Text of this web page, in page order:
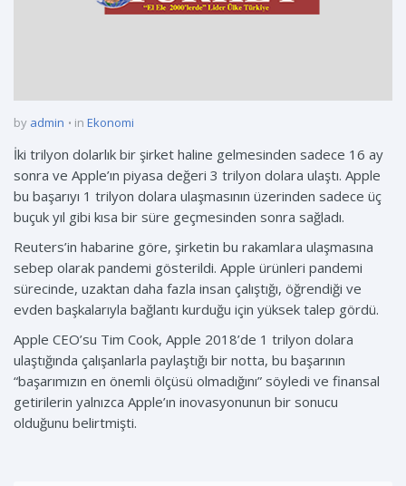
by admin in Ekonomi
İki trilyon dolarlık bir şirket haline gelmesinden sadece 16 ay
sonra ve Apple’ın piyasa değeri 3 trilyon dolara ulaştı. Apple
bu başarıyı 1 trilyon dolara ulaşmasının üzerinden sadece üç
buçuk yıl gibi kısa bir süre geçmesinden sonra sağladı.
Reuters’in habarine göre, şirketin bu rakamlara ulaşmasına
sebep olarak pandemi gösterildi. Apple ürünleri pandemi
sürecinde, uzaktan daha fazla insan çalıştığı, öğrendiği ve
evden başkalarıyla bağlantı kurduğu için yüksek talep gördü.
Apple CEO’su Tim Cook, Apple 2018’de 1 trilyon dolara
ulaştığında çalışanlarla paylaştığı bir notta, bu başarının
“başarımızın en önemli ölçüsü olmadığını” söyledi ve finansal
getirilerin yalnızca Apple’ın inovasyonunun bir sonucu
olduğunu belirtmişti.